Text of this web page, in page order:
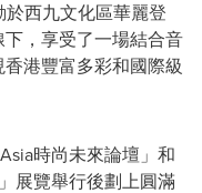
於西九文化區華麗登
，享受了一場結合音
港豐富多彩和國際級
時尚未來論壇」和
展覽舉行後劃上圓滿